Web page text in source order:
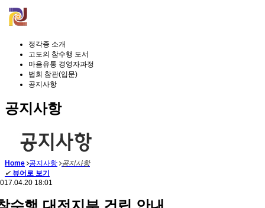
정각종 소개
고도의 참수행 도서
마음유통 경영자과정
법회 참관(입문)
공지사항
공지사항
Home 공지사항
공지사항
✔ 뷰어로 보기
18:01